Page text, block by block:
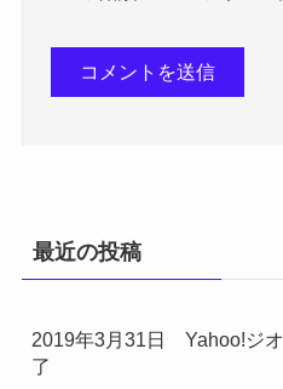
最近の投稿
2019年3月31日 Yahoo!ジ
了